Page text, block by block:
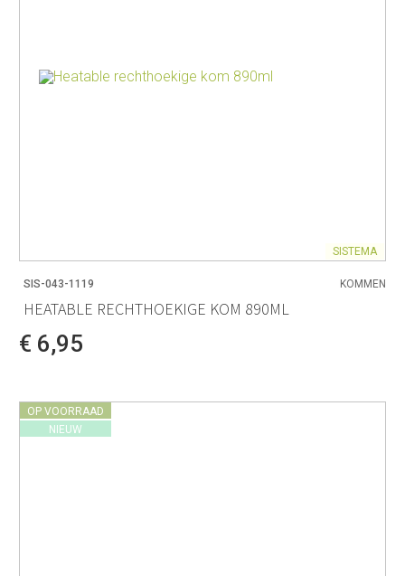
SISTEMA
SIS-043-1119 KOMMEN
HEATABLE RECHTHOEKIGE KOM 890ML
€ 6,95
OP VOORRAAD
NIEUW